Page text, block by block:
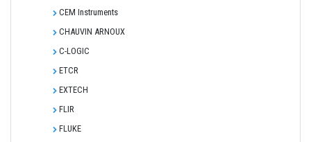
CEM Instruments
CHAUVIN ARNOUX
C-LOGIC
ETCR
EXTECH
FLIR
FLUKE